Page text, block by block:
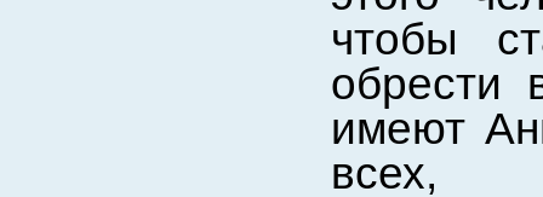
чтобы
обрести
имеют
всех,